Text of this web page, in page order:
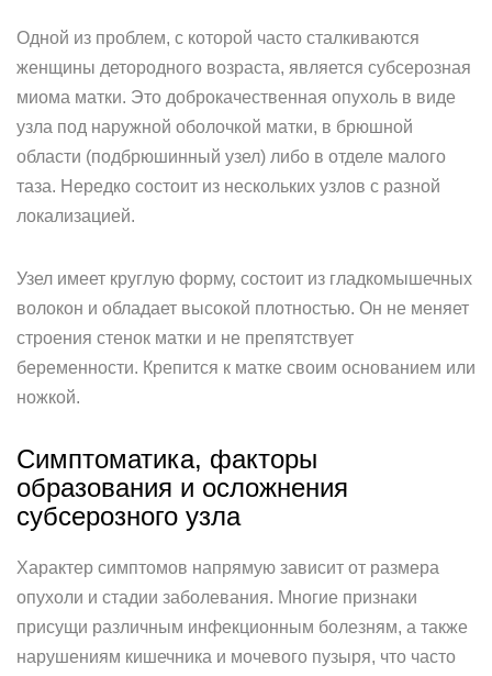
Одной из проблем, с которой часто сталкиваются
женщины детородного возраста, является субсерозная
миома матки. Это доброкачественная опухоль в виде
узла под наружной оболочкой матки, в брюшной
области (подбрюшинный узел) либо в отделе малого
таза. Нередко состоит из нескольких узлов с разной
локализацией.
Узел имеет круглую форму, состоит из гладкомышечных
волокон и обладает высокой плотностью. Он не меняет
строения стенок матки и не препятствует
беременности. Крепится к матке своим основанием или
ножкой.
Симптоматика, факторы
образования и осложнения
субсерозного узла
Характер симптомов напрямую зависит от размера
опухоли и стадии заболевания. Многие признаки
присущи различным инфекционным болезням, а также
нарушениям кишечника и мочевого пузыря, что часто